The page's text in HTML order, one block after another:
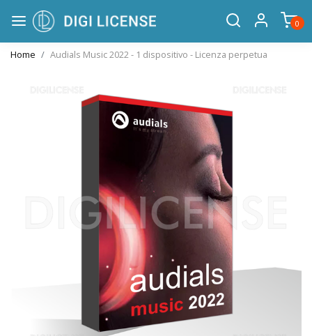
0
Home Audials Music 2022 - 1 dispositivo - Licenza perpetua